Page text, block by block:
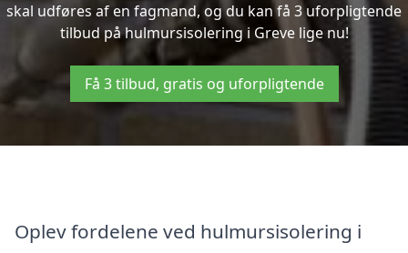
skal udføres af en fagmand, og du kan få 3 uforpligtende
tilbud på hulmursisolering i Greve lige nu!
Få 3 tilbud, gratis og uforpligtende
Oplev fordelene ved hulmursisolering i